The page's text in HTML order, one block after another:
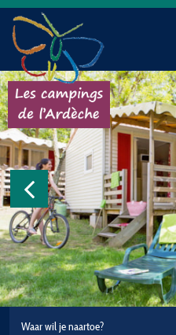
Waar wil je naartoe?